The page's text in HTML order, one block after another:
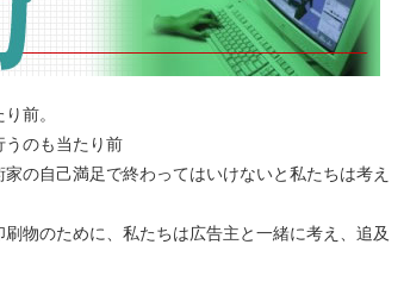
前。
うのも当たり前
の自己満足で終わってはいけないと私たちは考え
物のために、私たちは広告主と一緒に考え、追及